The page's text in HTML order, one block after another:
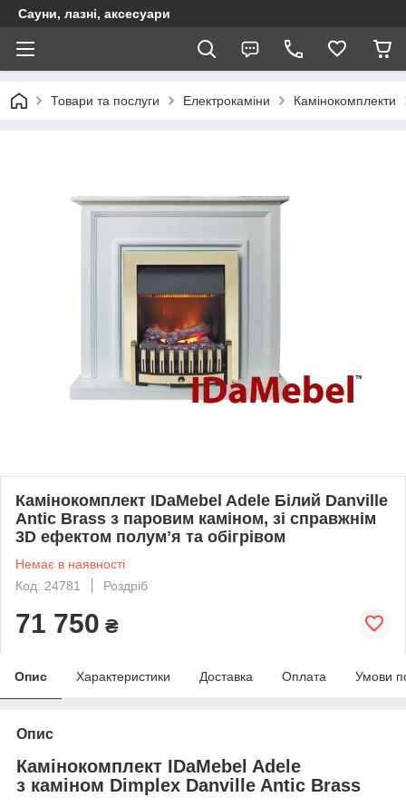
Сауни, лазні, аксесуари
Товари та послуги Електрокаміни Камінокомплекти
Камінокомплект IDaMebel Adele Білий Danville
Antic Brass з паровим каміном, зі справжнім
3D ефектом полумʼя та обігрівом
Немає в наявності
Код: 24781
Роздріб
71 750 ₴
Опис Характеристики Доставка Оплата Умови
Опис
Камінокомплект IDaMebel Adele
з каміном Dimplex Danville Antic Brass